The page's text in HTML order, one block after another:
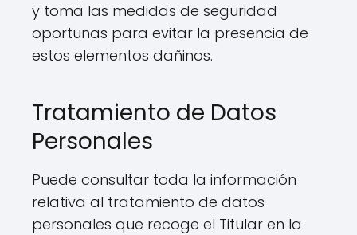
y toma las medidas de seguridad
oportunas para evitar la presencia de
estos elementos dañinos.
Tratamiento de Datos
Personales
Puede consultar toda la información
relativa al tratamiento de datos
personales que recoge el Titular en la